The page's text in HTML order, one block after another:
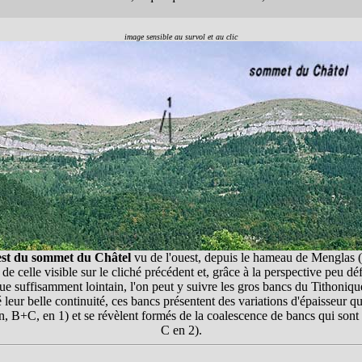
image sensible au survol et au clic
du sommet du Châtel vu de l'ouest, depuis le hameau de Menglas
celle visible sur le cliché précédent et, grâce à la perspective peu
suffisamment lointain, l'on peut y suivre les gros bancs du
belle continuité, ces bancs présentent des variations d'épaisseur
B+C, en 1) et se révèlent formés de la coalescence de bancs qui
C en 2).